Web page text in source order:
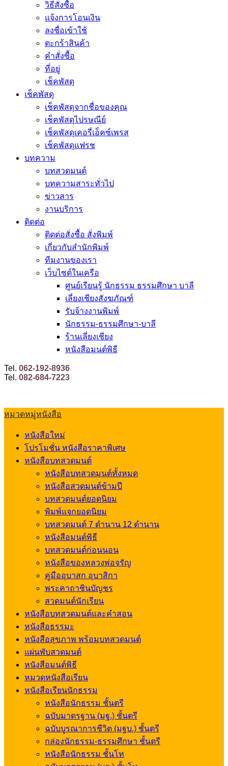
วิธีสั่งซื้อ
แจ้งการโอนเงิน
ลงชื่อเข้าใช้
ตะกร้าสินค้า
คำสั่งซื้อ
ที่อยู่
เช็คพัสดุ
เช็คพัสดุ
เช็คพัสดุจากชื่อของคุณ
เช็คพัสดุไปรษณีย์
เช็คพัสดุเคอรี่เอ็คซ์เพรส
เช็คพัสดุแฟรช
บทความ
บทสวดมนต์
บทความสาระทั่วไป
ข่าวสาร
งานบริการ
ติดต่อ
ติดต่อสั่งซื้อ สั่งพิมพ์
เกี่ยวกับสำนักพิมพ์
ทีมงานของเรา
เว็บไซต์ในเครือ
ศูนย์เรียนรู้ นักธรรม ธรรมศึกษา บาลี
เลี่ยงเชียงสังฆภัณฑ์
รับจ้างงานพิมพ์
นักธรรม-ธรรมศึกษา-บาลี
ร้านเลี่ยงเชียง
หนังสือมนต์พิธี
Tel. 062-192-8936
Tel. 082-684-7223
หมวดหมู่หนังสือ
หนังสือใหม่
โปรโมชั่น หนังสือราคาพิเศษ
หนังสือบทสวดมนต์
หนังสือบทสวดมนต์ทั้งหมด
หนังสือสวดมนต์ข้ามปี
บทสวดมนต์ยอดนิยม
พิมพ์แจกยอดนิยม
บทสวดมนต์ 7 ตำนาน 12 ตำนาน
หนังสือมนต์พิธี
บทสวดมนต์ก่อนนอน
หนังสือของหลวงพ่อจรัญ
คู่มืออุบาสก อุบาสิกา
พระคาถาชินบัญชร
สวดมนต์นักเรียน
หนังสือบทสวดมนต์และคำสอน
หนังสือธรรมะ
หนังสือสุขภาพ พร้อมบทสวดมนต์
แผ่นพับสวดมนต์
หนังสือมนต์พิธี
หมวดหนังสือเรียน
หนังสือเรียนนักธรรม
หนังสือนักธรรม ชั้นตรี
ฉบับมาตรฐาน (มฐ.) ชั้นตรี
ฉบับบูรณาการชีวิต (มฐบ.) ชั้นตรี
กล่องนักธรรม-ธรรมศึกษา ชั้นตรี
หนังสือนักธรรม ชั้นโท